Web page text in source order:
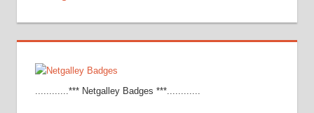
............*** Netgalley Badges ***............